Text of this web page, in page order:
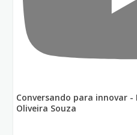
Conversando para innovar -
Oliveira Souza